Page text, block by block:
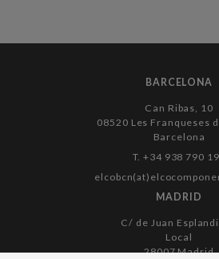
BARCELONA
Can Ribas, 10
08520 Les Franqueses
Barcelona
T. +34 938 790
MADRID
C/ de Juan
Local
28007 Madrid